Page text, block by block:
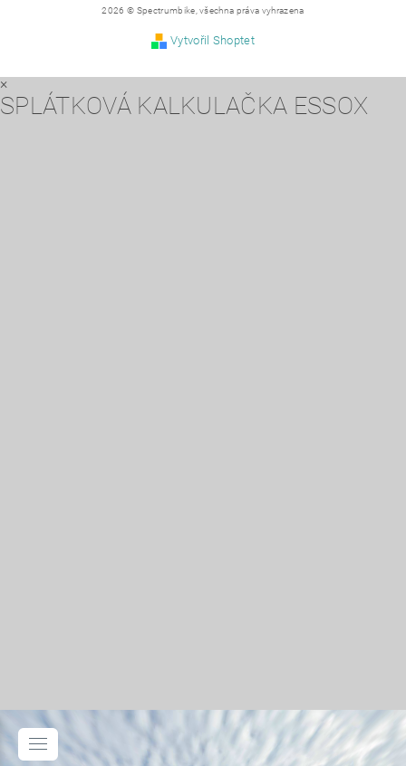
2026 © Spectrumbike, všechna práva vyhrazena
Vytvořil Shoptet
×
SPLÁTKOVÁ KALKULAČKA ESSOX